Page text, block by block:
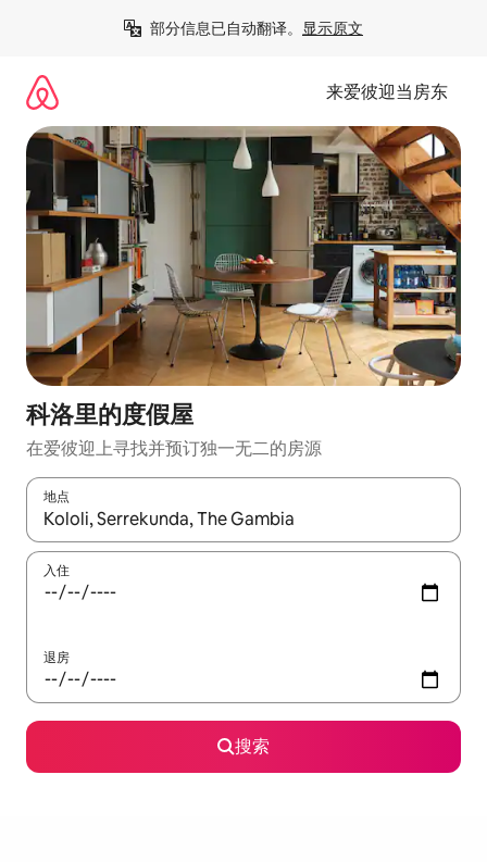
部分信息已自动翻译。 显示原文
来爱彼迎当房东
科洛里的度假屋
在爱彼迎上寻找并预订独一无二的房源
地点
如有搜索结果，请使用上下方向键查看，或通过点击或滑动手势
入住
退房
搜索